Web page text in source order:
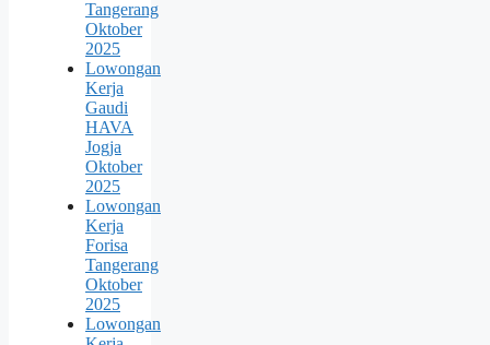
Tangerang
Oktober
2025
Lowongan
Kerja
Gaudi
HAVA
Jogja
Oktober
2025
Lowongan
Kerja
Forisa
Tangerang
Oktober
2025
Lowongan